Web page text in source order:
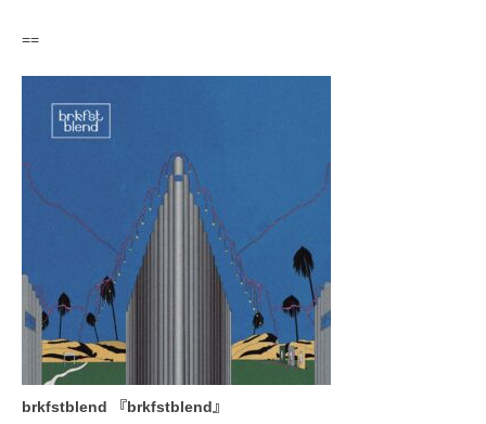
==
brkfstblend 『brkfstblend』